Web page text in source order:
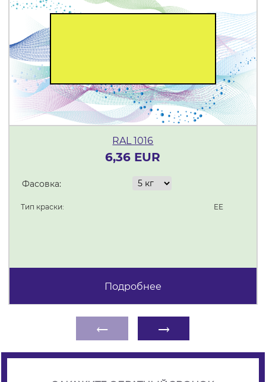
RAL 1016
6,36 EUR
Фасовка:
Тип краски: EE
Подробнее
← →